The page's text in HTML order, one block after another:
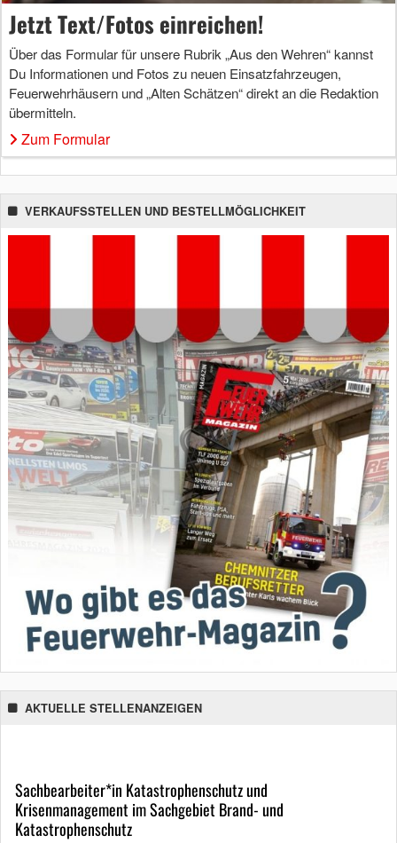
Jetzt Text/Fotos einreichen!
Über das Formular für unsere Rubrik „Aus den Wehren“ kannst
Du Informationen und Fotos zu neuen Einsatzfahrzeugen,
Feuerwehrhäusern und „Alten Schätzen“ direkt an die Redaktion
übermitteln.
Zum Formular
VERKAUFSSTELLEN UND BESTELLMÖGLICHKEIT
AKTUELLE STELLENANZEIGEN
Sachbearbeiter*in Katastrophenschutz und
Krisenmanagement im Sachgebiet Brand- und
Katastrophenschutz